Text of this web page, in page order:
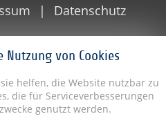
von Cookies
helfen, die Website nutzbar zu
die für Serviceverbesserungen
genutzt werden.
Datenschutz